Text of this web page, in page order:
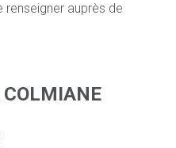
renseigner auprès de